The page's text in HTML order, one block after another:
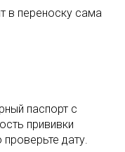
в переноску сама
паспорт с
прививки
дату.